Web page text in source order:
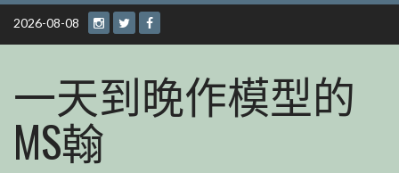
Skip
content
2026-08-08
一天到晚作模型的
MS翰